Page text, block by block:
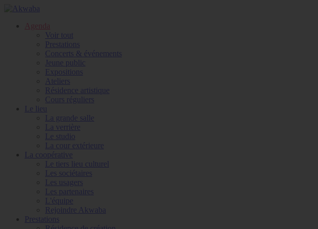
Agenda
Voir tout
Prestations
Concerts & événements
Jeune public
Expositions
Ateliers
Résidence artistique
Cours réguliers
Le lieu
La grande salle
La verrière
Le studio
La cour extérieure
La coopérative
Le tiers lieu culturel
Les sociétaires
Les usagers
Les partenaires
L'équipe
Rejoindre Akwaba
Prestations